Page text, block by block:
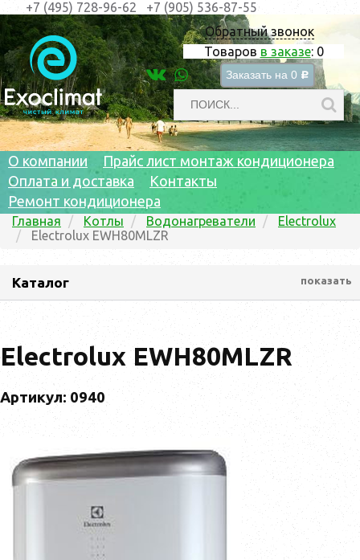
Обратный звонок
Товаров в заказе: 0
Заказать на 0 c
+7 (495) 728-96-62 +7 (905) 536-87-55
О компании
Прайс лист монтаж кондиционера
Оплата и доставка
Контакты
Ремонт кондиционера
Главная Котлы Водонагреватели
Electrolux
Electrolux EWH80MLZR
Каталог показать
Electrolux EWH80MLZR
Артикул: 0940